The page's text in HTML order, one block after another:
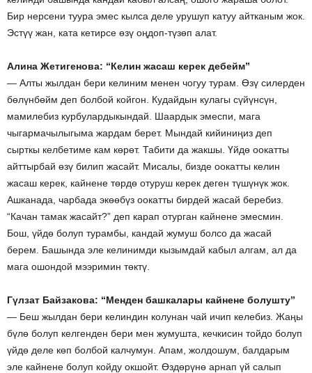
Бир нерсени туура эмес кылса деле урушуп катуу айтканым жок.
Эстүү жан, ката кетирсе өзү оңдоп-түзөп алат.
Алина Жетигенова: “Келин жасаш керек дебейм”
— Алты жылдан бери келиним менен чогуу турам. Өзү силерден
бөлүнбөйм деп болбой койгон. Кудайдын кулагы сүйүнсүн,
мамилебиз курбулардыкындай. Шаардык эмеспи, мага
чыгармачылыгыма жардам берет. Мындай кийиниңиз деп
сырткы келбетиме кам көрөт. Табити да жакшы. Үйдө оокатты
айттырбай өзү билип жасайт. Мисалы, бизде оокатты келин
жасаш керек, кайнене төрдө отуруш керек деген түшүнүк жок.
Ашканада, чарбада экөөбүз оокатты бирдей жасай беребиз.
“Качан тамак жасайт?” деп карап отурган кайнене эмесмин.
Бош, үйдө болуп турамбы, кандай жумуш болсо да жасай
берем. Башында эле келинимди кызымдай кабыл алгам, ал да
мага ошондой мээримин төктү.
Гүлзат Байзакова: “Менден башкалары кайнене болушту”
— Беш жылдан бери келиндин колунан чай ичип келебиз. Жаңы
бүлө болуп келгенден бери мен жумушта, кечкисин тойдо болуп
үйдө деле көп болбой калчумун. Апам, жолдошум, балдарым
эле кайнене болуп койду окшойт. Өздөрүнө арнап үй салып